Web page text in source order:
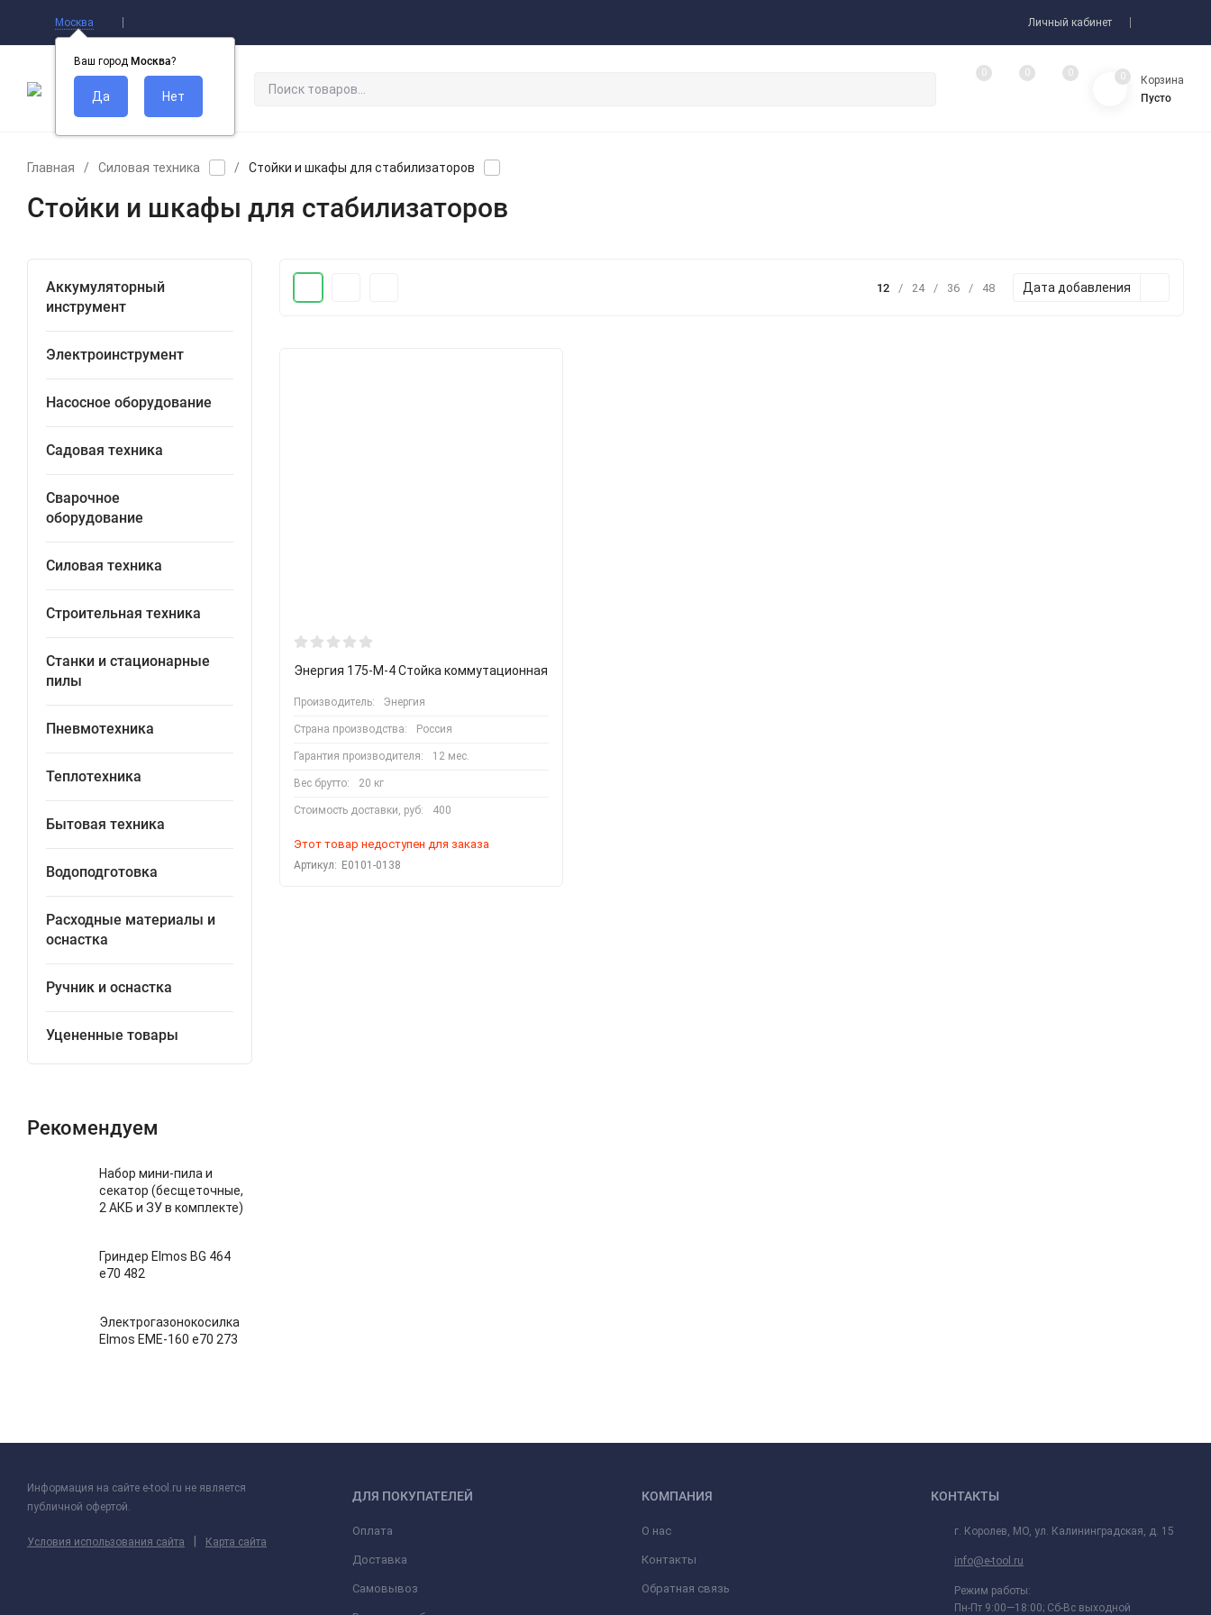
Москва
Ваш город Москва?
Личный кабинет
КАТАЛОГ ТОВАРОВ
0 0 0 0
Корзина
Пусто
Главная / Силовая техника / Стойки и шкафы для стабилизаторов
Стойки и шкафы для стабилизаторов
Аккумуляторный
инструмент
Электроинструмент
Насосное оборудование
Садовая техника
Сварочное
оборудование
Силовая техника
Строительная техника
Станки и стационарные
пилы
Пневмотехника
Теплотехника
Бытовая техника
Водоподготовка
Расходные материалы и
оснастка
Ручник и оснастка
Уцененные товары
Рекомендуем
Набор мини-пила и
секатор (бесщеточные,
2 АКБ и ЗУ в комплекте)
Гриндер Elmos BG 464
e70 482
Электрогазонокосилка
Elmos EME-160 e70 273
12 / 24 / 36 / 48 Дата добавления
Энергия 175-М-4 Стойка коммутационная
Производитель: Энергия
Страна производства: Россия
Гарантия производителя: 12 мес.
Вес брутто: 20 кг
Стоимость доставки, руб: 400
Этот товар недоступен для заказа
Артикул: Е0101-0138
Информация на сайте e-tool.ru не является
публичной офертой.
Условия использования сайта Карта сайта
ДЛЯ ПОКУПАТЕЛЕЙ
Оплата
Доставка
Самовывоз
КОМПАНИЯ
О нас
Контакты
Обратная связь
КОНТАКТЫ
г. Королев, МО, ул. Калининградская, д. 15
info@e-tool.ru
Режим работы:
Пн-Пт 9:00—18:00; Сб-Вс выходной